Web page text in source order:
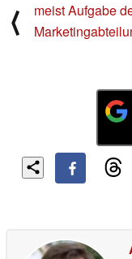
⟨
meist Aufgabe